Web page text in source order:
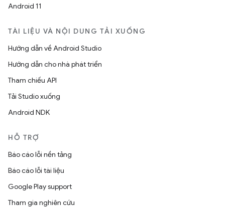
Android 11
TÀI LIỆU VÀ NỘI DUNG TẢI XUỐNG
Hướng dẫn về Android Studio
Hướng dẫn cho nhà phát triển
Tham chiếu API
Tải Studio xuống
Android NDK
HỖ TRỢ
Báo cáo lỗi nền tảng
Báo cáo lỗi tài liệu
Google Play support
Tham gia nghiên cứu